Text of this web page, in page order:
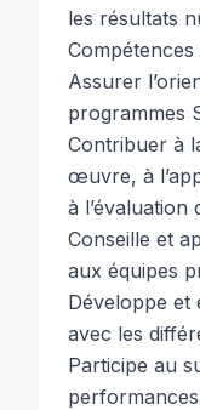
les résultats
Assurer
programmes
Contribuer à
œuvre, à
à l’évaluation
Conseille et
aux équipes
Développe et
avec les
Participe au